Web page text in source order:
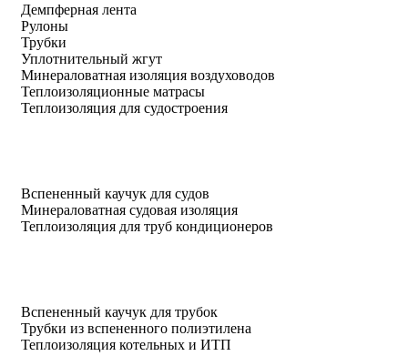
Демпферная лента
Рулоны
Трубки
Уплотнительный жгут
Минераловатная изоляция воздуховодов
Теплоизоляционные матрасы
Теплоизоляция для судостроения
Вспененный каучук для судов
Минераловатная судовая изоляция
Теплоизоляция для труб кондиционеров
Вспененный каучук для трубок
Трубки из вспененного полиэтилена
Теплоизоляция котельных и ИТП